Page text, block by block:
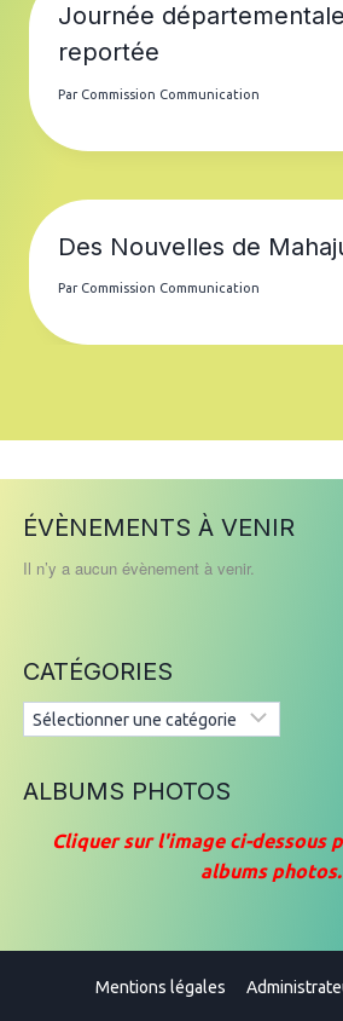
Journée départementale
reportée
Par Commission Communication
Des Nouvelles de
Par Commission Communication
ÉVÈNEMENTS À VENIR
Il n’y a aucun évènement à venir.
CATÉGORIES
Catégories
ALBUMS PHOTOS
Cliquer sur l'image ci-dessous
albums photos.
Mentions légales